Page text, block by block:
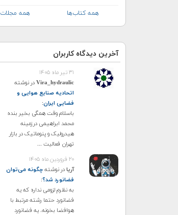
همه کتاب‌ها
همه مجلات
آخرین دیدگاه کاربران
۳۱ تیر ماه ۱۴۰۵
Vira_hydraulicدر نوشته
اتحادیه صنایع هوایی و
فضایی ایران:
باسلام وقت همگی بخیر بنده
محمد ابراهیمی درزمینه
هیدرولیک و پنوماتیک در بازار
تهران فعالیت ...
۲۰ فروردین ماه ۱۴۰۵
آریادر نوشتهچگونه می‌توان
فضانورد شد؟:
به نظرم لزومی نداره که یه
فضانورد حتما رشته مرتبط با
هوافضا بخونه. یه فضانورد